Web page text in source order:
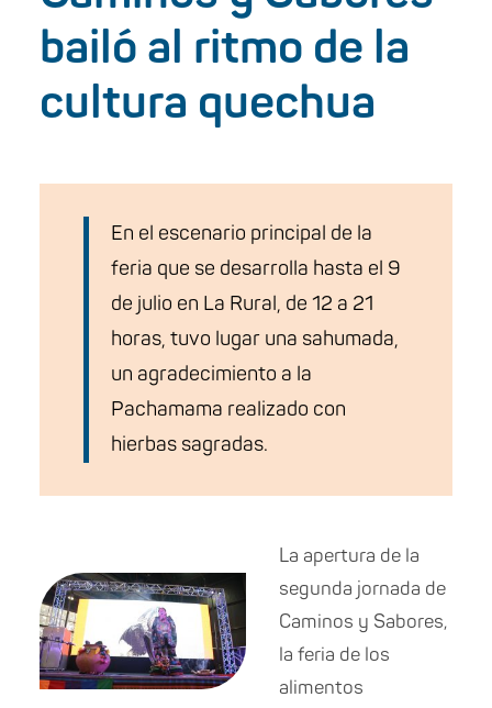
bailó al ritmo de la
cultura quechua
En el escenario principal de la
feria que se desarrolla hasta el 9
de julio en La Rural, de 12 a 21
horas, tuvo lugar una sahumada,
un agradecimiento a la
Pachamama realizado con
hierbas sagradas.
La apertura de la
segunda jornada de
Caminos y Sabores,
la feria de los
alimentos